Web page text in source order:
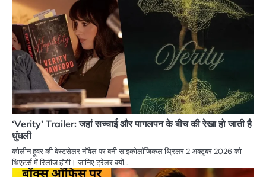
‘Verity’ Trailer: जहां सच्चाई और पागलपन के बीच की रेखा हो जाती है
धुंधली
कोलीन हूवर की बेस्टसेलर नॉवेल पर बनी साइकोलॉजिकल थ्रिलर 2 अक्टूबर 2026 को
थिएटर्स में रिलीज होगी। जानिए ट्रेलर क्यों…